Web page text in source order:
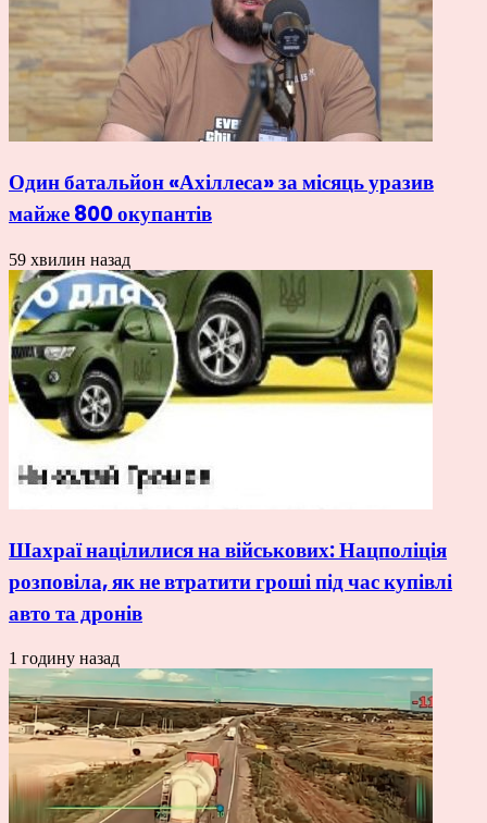
Один батальйон «Ахіллеса» за місяць уразив
майже 800 окупантів
59 хвилин назад
Шахраї націлилися на військових: Нацполіція
розповіла, як не втратити гроші під час купівлі
авто та дронів
1 годину назад